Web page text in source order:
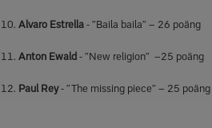
10. Alvaro Estrella - ”Baila baila” – 26 poäng
11. Anton Ewald - ”New religion” –25 poäng
12. Paul Rey- ”The missing piece” – 25 poäng